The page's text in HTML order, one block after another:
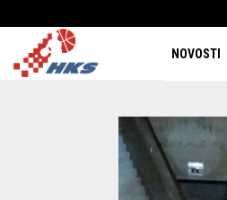
NOVOSTI